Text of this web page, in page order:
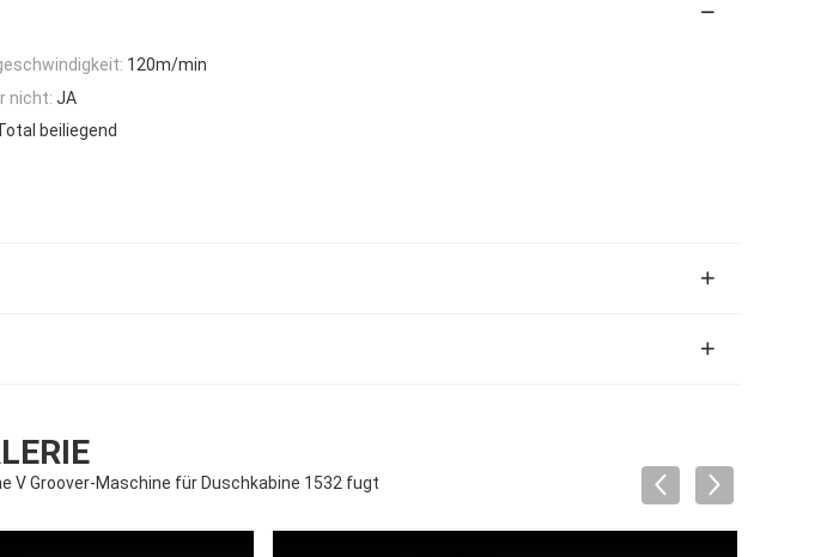
120m/min
nicht: JA
beiliegend
V Groover-Maschine für Duschkabine 1532 fugt